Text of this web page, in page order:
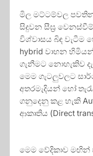
මිල මට්ටම්වල
සිදුවන සීඝ්‍ර
විශ්වාසය බිඳ වැටීම
hybrid වාහන
ගැනීමට නොහැකිව
මෙම ගැටලුවලට
අතරමැදියන් හෝ
ගනුදෙනු කළ හැකි
ආකෘතිය (Direct
මෙම වේදිකාව